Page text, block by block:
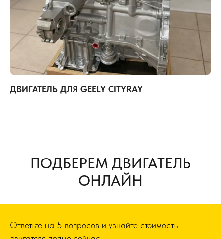
ДВИГАТЕЛЬ ДЛЯ GEELY CITYRAY
ПОДБЕРЕМ ДВИГАТЕЛЬ
ОНЛАЙН
Ответьте на 5 вопросов и узнайте стоимость